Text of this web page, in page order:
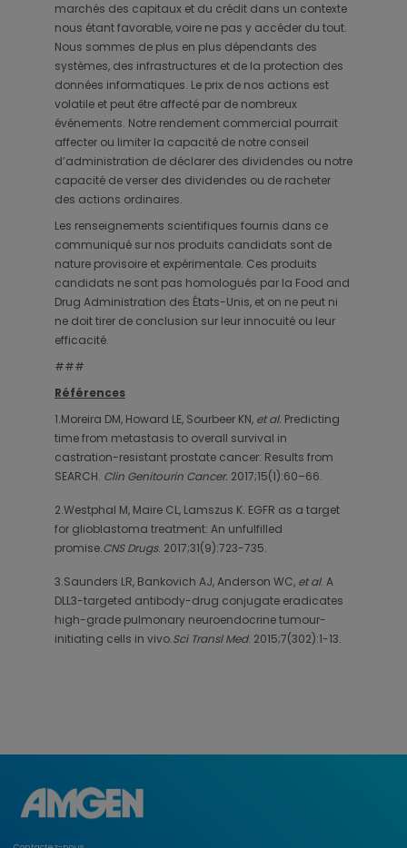
marchés des capitaux et du crédit dans un contexte
nous étant favorable, voire ne pas y accéder du tout.
Nous sommes de plus en plus dépendants des
systèmes, des infrastructures et de la protection des
données informatiques. Le prix de nos actions est
volatile et peut être affecté par de nombreux
événements. Notre rendement commercial pourrait
affecter ou limiter la capacité de notre conseil
d’administration de déclarer des dividendes ou notre
capacité de verser des dividendes ou de racheter
des actions ordinaires.
Les renseignements scientifiques fournis dans ce
communiqué sur nos produits candidats sont de
nature provisoire et expérimentale. Ces produits
candidats ne sont pas homologués par la Food and
Drug Administration des États-Unis, et on ne peut ni
ne doit tirer de conclusion sur leur innocuité ou leur
efficacité.
###
Références
1.Moreira DM, Howard LE, Sourbeer KN, et al. Predicting
time from metastasis to overall survival in
castration-resistant prostate cancer: Results from
SEARCH. Clin Genitourin Cancer. 2017;15(1):60–66.
2.Westphal M, Maire CL, Lamszus K. EGFR as a target
for glioblastoma treatment: An unfulfilled
promise.CNS Drugs. 2017;31(9):723-735.
3.Saunders LR, Bankovich AJ, Anderson WC, et al. A
DLL3-targeted antibody-drug conjugate eradicates
high-grade pulmonary neuroendocrine tumour-
initiating cells in vivo.Sci Transl Med. 2015;7(302):1-13.